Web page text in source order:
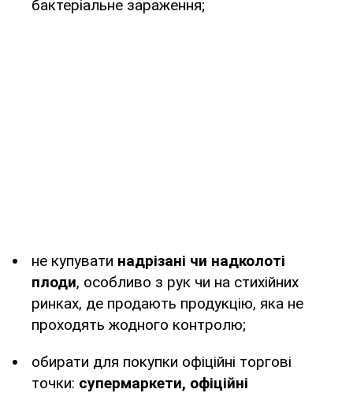
бактеріальне зараження;
не купувати надрізані чи надколоті
плоди, особливо з рук чи на стихійних
ринках, де продають продукцію, яка не
проходять жодного контролю;
обирати для покупки офіційні торгові
точки: супермаркети, офіційні